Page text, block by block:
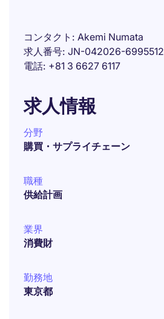
コンタクト
Akemi Numata
求人番号 JN-042026-6995512
電話 +81 3 6627 6117
求人情報
分野
購買・サプライチェーン
職種
供給計画
業界
消費財
勤務地
東京都